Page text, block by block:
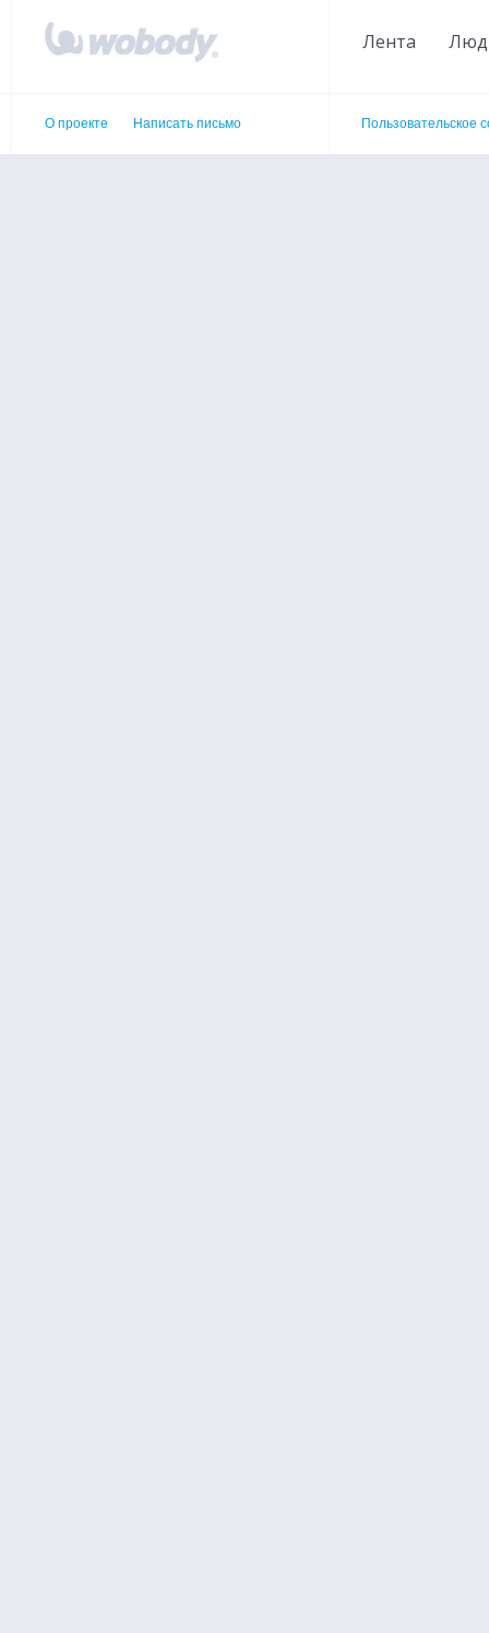
Лента
О проекте Написать письмо Пользовательское